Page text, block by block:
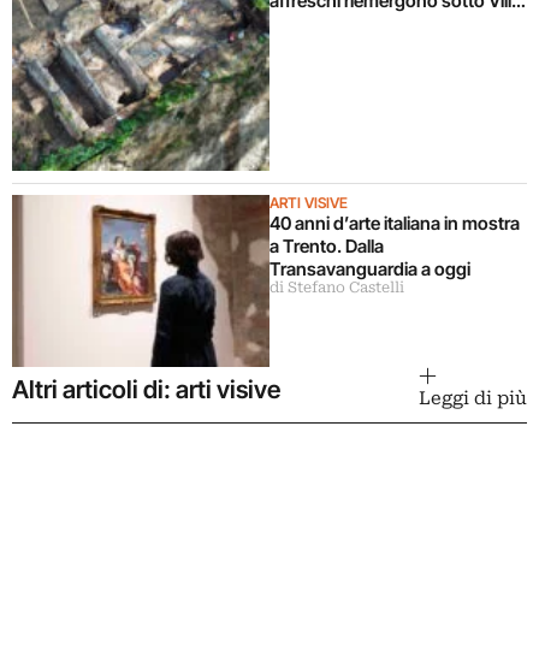
ARTI VISIVE
40 anni d’arte italiana in mostra
a Trento. Dalla
Transavanguardia a oggi
di Stefano Castelli
Altri articoli di: arti visive Leggi di più